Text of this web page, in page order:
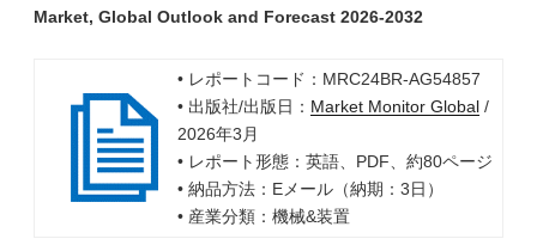
Market, Global Outlook and Forecast 2026-2032
• レポートコード：MRC24BR-AG54857
• 出版社/出版日： Market Monitor Global/
2026年3月
• レポート形態：英語、PDF、約80ページ
• 納品方法：Eメール（納期：3日）
• 産業分類：機械&装置